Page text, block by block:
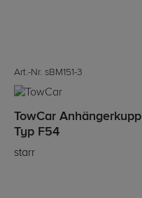
Art.-Nr. sBM151-3
TowCar
Typ F54
starr